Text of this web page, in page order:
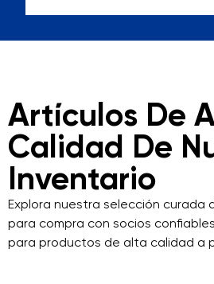
Artículos De
Calidad De
Inventario
Explora nuestra selección curada
para compra con socios
para productos de alta calidad a